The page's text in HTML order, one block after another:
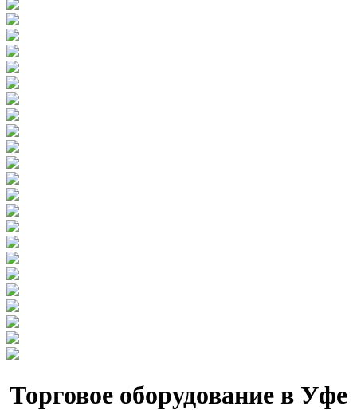
Торговое оборудование в Уфе